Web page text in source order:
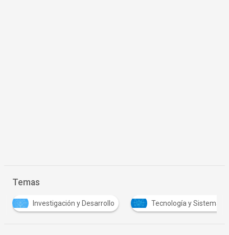
Temas
Investigación y Desarrollo Tecnología y Sistemas